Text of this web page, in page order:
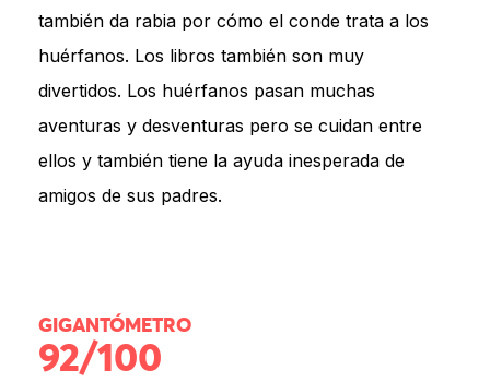
también da rabia por cómo el conde trata a los
huérfanos. Los libros también son muy
divertidos. Los huérfanos pasan muchas
aventuras y desventuras pero se cuidan entre
ellos y también tiene la ayuda inesperada de
amigos de sus padres.
GIGANTÓMETRO
92/100